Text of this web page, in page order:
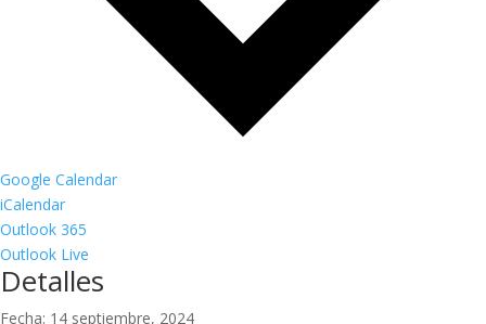
Google Calendar
iCalendar
Outlook 365
Outlook Live
Detalles
Fecha: 14 septiembre, 2024